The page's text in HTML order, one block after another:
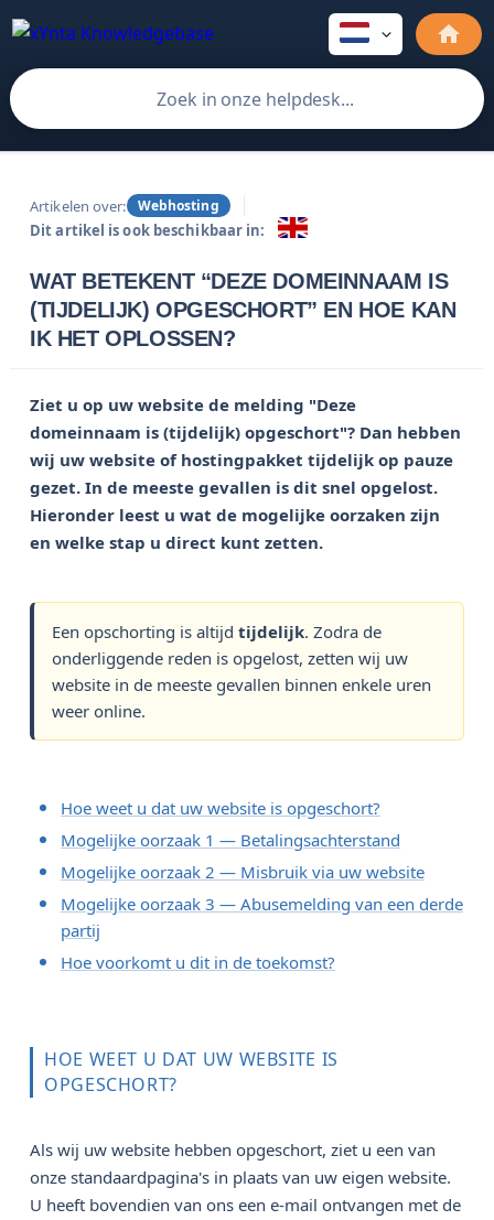
Artikelen over: Webhosting
Dit artikel is ook beschikbaar in:
WAT BETEKENT “DEZE DOMEINNAAM IS
(TIJDELIJK) OPGESCHORT” EN HOE KAN
IK HET OPLOSSEN?
Ziet u op uw website de melding "Deze
domeinnaam is (tijdelijk) opgeschort"? Dan hebben
wij uw website of hostingpakket tijdelijk op pauze
gezet. In de meeste gevallen is dit snel opgelost.
Hieronder leest u wat de mogelijke oorzaken zijn
en welke stap u direct kunt zetten.
Een opschorting is altijd tijdelijk. Zodra de
onderliggende reden is opgelost, zetten wij uw
website in de meeste gevallen binnen enkele uren
weer online.
Hoe weet u dat uw website is opgeschort?
Mogelijke oorzaak 1 — Betalingsachterstand
Mogelijke oorzaak 2 — Misbruik via uw website
Mogelijke oorzaak 3 — Abusemelding van een derde
partij
Hoe voorkomt u dit in de toekomst?
HOE WEET U DAT UW WEBSITE IS
OPGESCHORT?
Als wij uw website hebben opgeschort, ziet u een van
onze standaardpagina's in plaats van uw eigen website.
U heeft bovendien van ons een e-mail ontvangen met de